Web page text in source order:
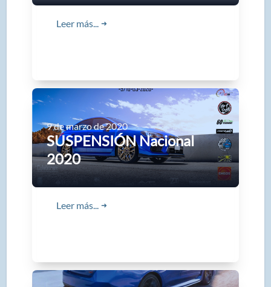
Leer más... ➜
SUSPENSIÓN Nacional
2020
9 de marzo de 2020
Leer más... ➜